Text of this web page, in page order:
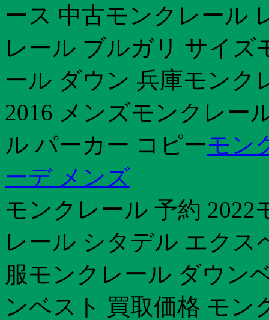
ース 中古モンクレール
レール ブルガリ サイズ
ール ダウン 兵庫モンク
2016 メンズモンクレー
ル パーカー コピーモン
ーデ メンズ
モンクレール 予約
レール シタデル エク
服モンクレール ダウン
ンベスト 買取価格 モン